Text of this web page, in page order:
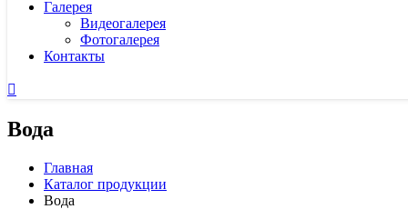
Галерея
Видеогалерея
Фотогалерея
Контакты
Вода
Главная
Каталог продукции
Вода